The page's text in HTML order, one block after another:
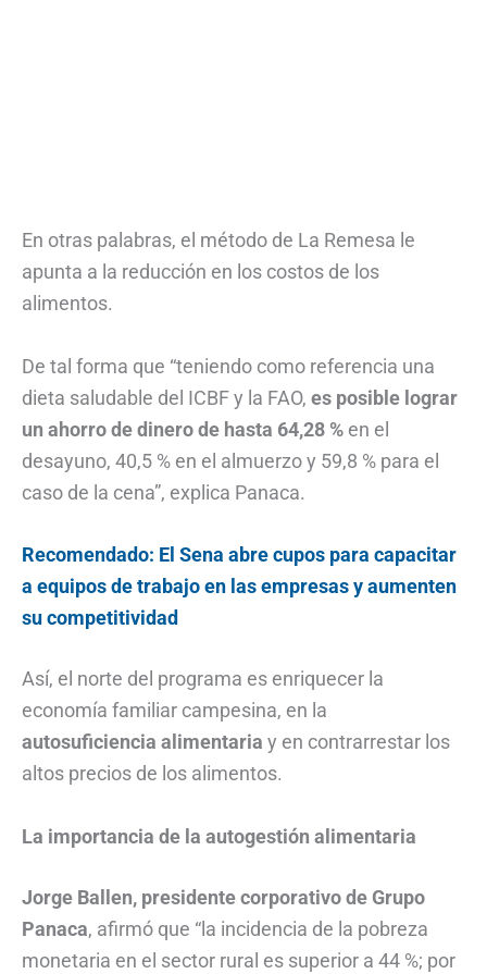
En otras palabras, el método de La Remesa le
apunta a la reducción en los costos de los
alimentos.
De tal forma que “teniendo como referencia una
dieta saludable del ICBF y la FAO, es posible lograr
un ahorro de dinero de hasta 64,28 % en el
desayuno, 40,5 % en el almuerzo y 59,8 % para el
caso de la cena”, explica Panaca.
Recomendado: El Sena abre cupos para capacitar
a equipos de trabajo en las empresas y aumenten
su competitividad
Así, el norte del programa es enriquecer la
economía familiar campesina, en la
autosuficiencia alimentaria y en contrarrestar los
altos precios de los alimentos.
La importancia de la autogestión alimentaria
Jorge Ballen, presidente corporativo de Grupo
Panaca, afirmó que “la incidencia de la pobreza
monetaria en el sector rural es superior a 44 %; por